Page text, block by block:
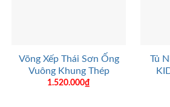
Võng Xếp Thái Sơn Ống
Vuông Khung Thép
1.520.000₫
Tủ